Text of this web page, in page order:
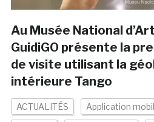
Au Musée National
GuidiGO présente la
de visite utilisant la
intérieure Tango
ACTUALITÉS Application